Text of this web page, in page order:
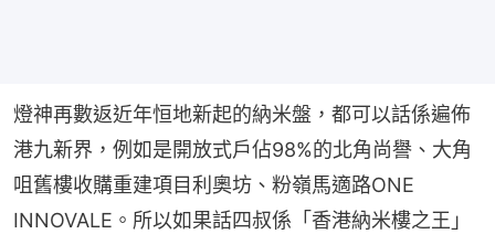
燈神再數返近年恒地新起的納米盤，都可以話係遍佈
港九新界，例如是開放式戶佔98%的北角尚譽、大角
咀舊樓收購重建項目利奧坊、粉嶺馬適路ONE
INNOVALE。所以如果話四叔係「香港納米樓之王」